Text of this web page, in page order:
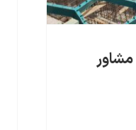
مشاور